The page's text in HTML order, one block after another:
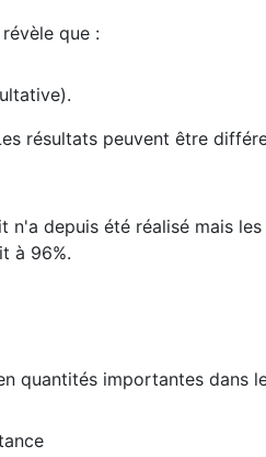
révèle que :
résultats peuvent être
n'a depuis été réalisé mais
à 96%.
quantités importantes dans